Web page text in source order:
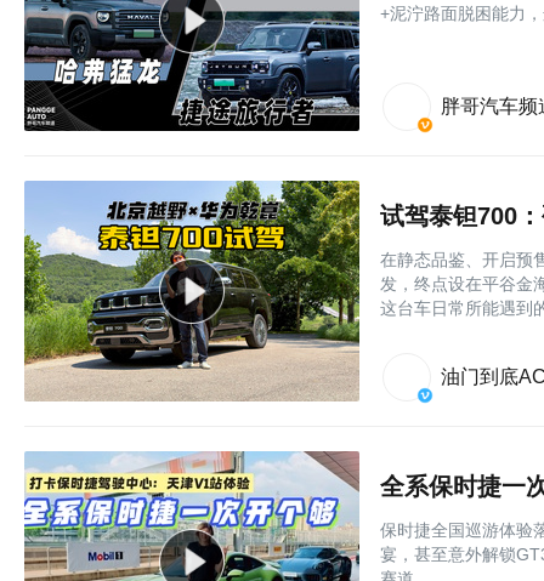
+泥泞路面脱困能力
胖哥汽车频
试驾泰钽700
在静态品鉴、开启预
发，终点设在平谷金
这台车日常所能遇到
油门到底
全系保时捷一
保时捷全国巡游体验
宴，甚至意外解锁